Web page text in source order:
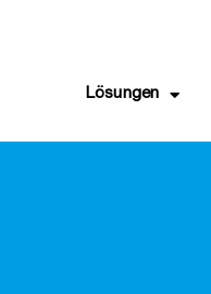
Lösungen